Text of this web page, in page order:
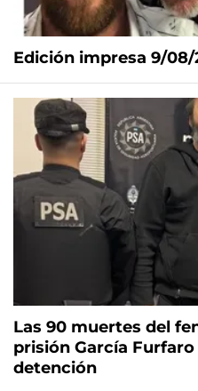
Edición impresa 9/08/
Las 90 muertes del
prisión García Furfaro
detención